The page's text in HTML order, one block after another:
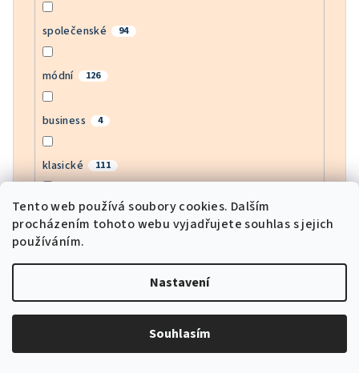
Tento web používá soubory cookies. Dalším
procházením tohoto webu vyjadřujete souhlas s jejich
používáním.
Nastavení
Souhlasím
společenské 94
módní 126
business 4
klasické 111
bussines 4
army 1